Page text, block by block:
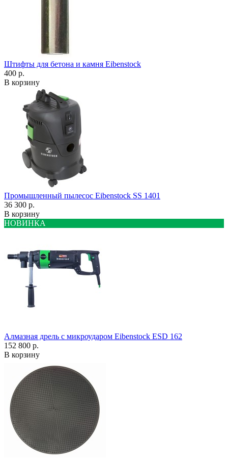
Штифты для бетона и камня Eibenstock
400 р.
В корзину
Промышленный пылесос Eibenstock SS 1401
36 300 р.
В корзину
НОВИНКА
Алмазная дрель с микроударом Eibenstock ESD 162
152 800 р.
В корзину